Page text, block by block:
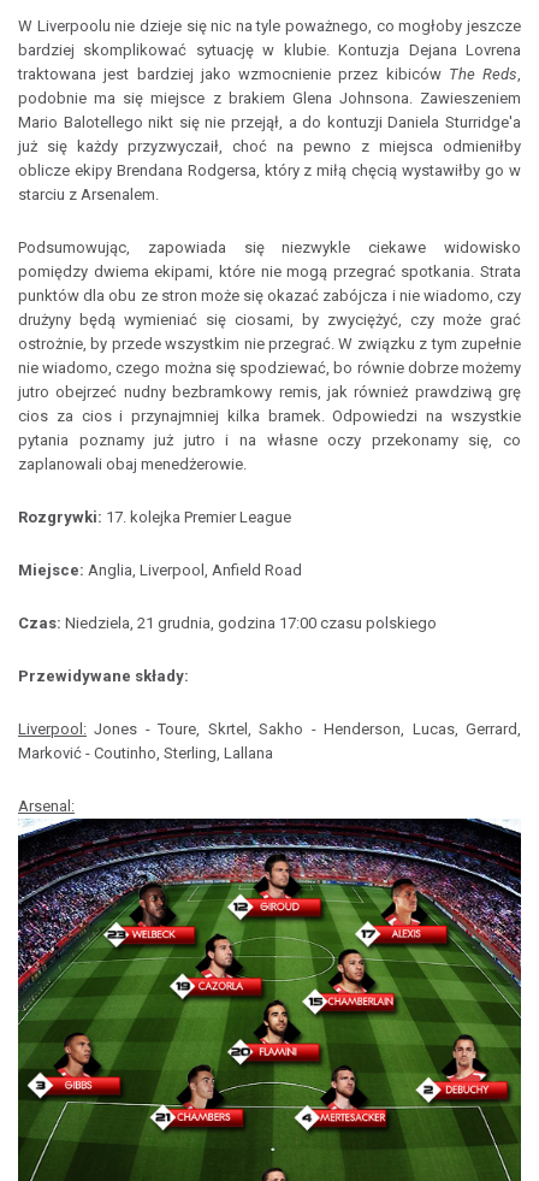
W Liverpoolu nie dzieje się nic na tyle poważnego, co mogłoby jeszcze
bardziej skomplikować sytuację w klubie. Kontuzja Dejana Lovrena
traktowana jest bardziej jako wzmocnienie przez kibiców The Reds,
podobnie ma się miejsce z brakiem Glena Johnsona. Zawieszeniem
Mario Balotellego nikt się nie przejął, a do kontuzji Daniela Sturridge'a
już się każdy przyzwyczaił, choć na pewno z miejsca odmieniłby
oblicze ekipy Brendana Rodgersa, który z miłą chęcią wystawiłby go w
starciu z Arsenalem.
Podsumowując, zapowiada się niezwykle ciekawe widowisko
pomiędzy dwiema ekipami, które nie mogą przegrać spotkania. Strata
punktów dla obu ze stron może się okazać zabójcza i nie wiadomo, czy
drużyny będą wymieniać się ciosami, by zwyciężyć, czy może grać
ostrożnie, by przede wszystkim nie przegrać. W związku z tym zupełnie
nie wiadomo, czego można się spodziewać, bo równie dobrze możemy
jutro obejrzeć nudny bezbramkowy remis, jak również prawdziwą grę
cios za cios i przynajmniej kilka bramek. Odpowiedzi na wszystkie
pytania poznamy już jutro i na własne oczy przekonamy się, co
zaplanowali obaj menedżerowie.
Rozgrywki: 17. kolejka Premier League
Miejsce: Anglia, Liverpool, Anfield Road
Czas: Niedziela, 21 grudnia, godzina 17:00 czasu polskiego
Przewidywane składy:
Liverpool: Jones - Toure, Skrtel, Sakho - Henderson, Lucas, Gerrard,
Marković - Coutinho, Sterling, Lallana
Arsenal: